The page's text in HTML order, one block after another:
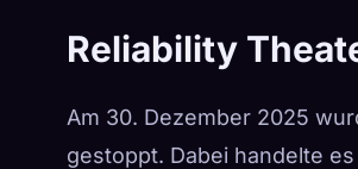
Reliability
Am 30. Dezember 2025
gestoppt. Dabei handelte